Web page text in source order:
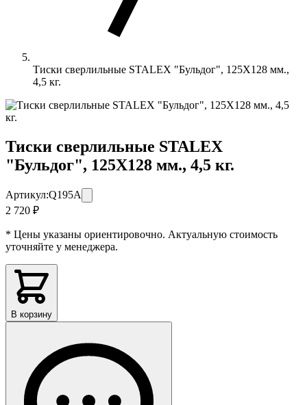
Тиски сверлильные STALEX "Бульдог", 125Х128 мм.,
4,5 кг.
Тиски сверлильные STALEX
"Бульдог", 125Х128 мм., 4,5 кг.
Артикул:Q195A
2 720 ₽
* Цены указаны ориентировочно. Актуальную стоимость
уточняйте у менеджера.
В корзину